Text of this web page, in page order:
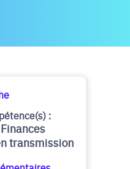
:
transmission